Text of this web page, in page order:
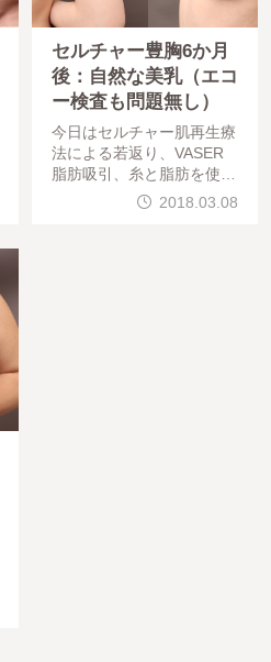
セルチャー豊胸6か月
後：自然な美乳（エコ
ー検査も問題無し）
今日はセルチャー肌再生療
法による若返り、VASER
脂肪吸引、糸と脂肪を使っ
た若返り手術でした。手術
2018.03.08